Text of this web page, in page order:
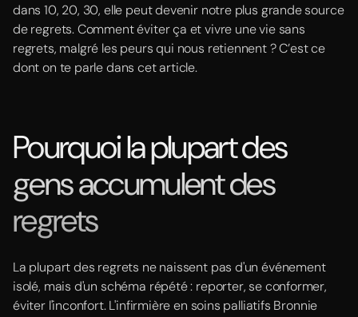
dans 10, 20, 30, elle peut devenir notre plus grande source
de regrets. Comment éviter ça et vivre une vie sans
regrets, malgré les peurs qui nous retiennent ? C’est ce
dont on te parle dans cet article.
Pourquoi la plupart des
gens accumulent des
regrets
La plupart des regrets ne naissent pas d'un événement
isolé, mais d'un schéma répété : reporter, se conformer,
éviter l'inconfort. L'infirmière en soins palliatifs Bronnie